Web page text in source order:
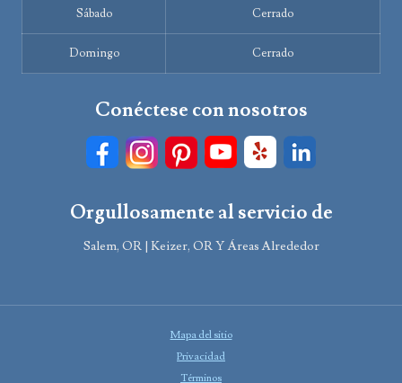
Sábado Cerrado
Domingo Cerrado
Conéctese con nosotros
Orgullosamente al servicio de
Salem, OR | Keizer, OR Y Áreas Alrededor
Mapa del sitio
Privacidad
Términos